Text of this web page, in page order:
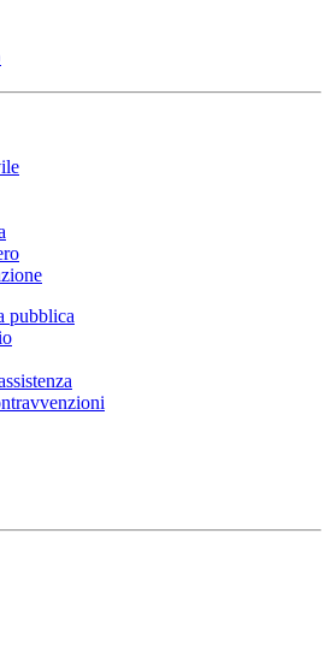
pubblica